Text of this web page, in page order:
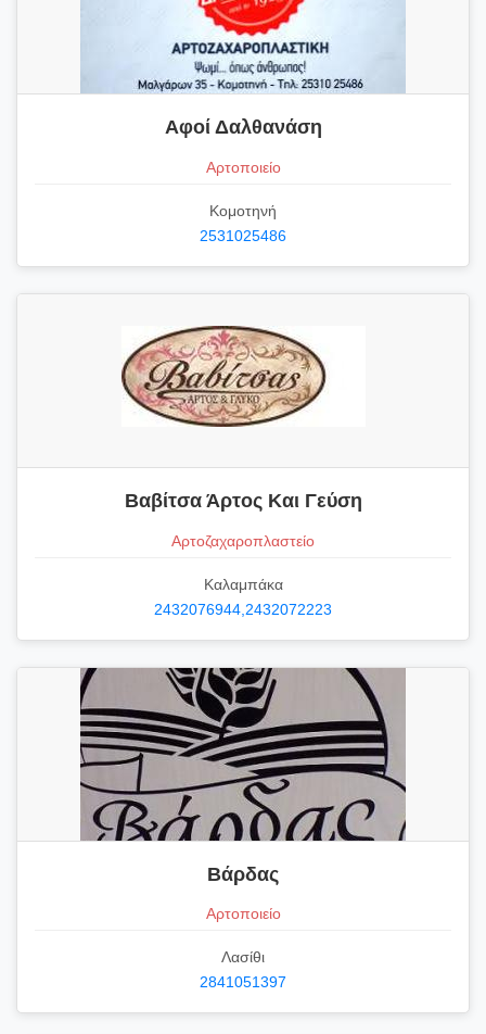
Αφοί Δαλθανάση
Αρτοποιείο
Κομοτηνή
2531025486
Βαβίτσα Άρτος Και Γεύση
Αρτοζαχαροπλαστείο
Καλαμπάκα
2432076944,2432072223
Βάρδας
Αρτοποιείο
Λασίθι
2841051397